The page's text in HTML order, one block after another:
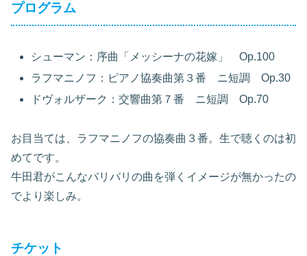
プログラム
シューマン：序曲「メッシーナの花嫁」 Op.100
ラフマニノフ：ピアノ協奏曲第３番 ニ短調 Op.30
ドヴォルザーク：交響曲第７番 ニ短調 Op.70
お目当ては、ラフマニノフの協奏曲３番。生で聴くのは初
めてです。
牛田君がこんなバリバリの曲を弾くイメージが無かったの
でより楽しみ。
チケット